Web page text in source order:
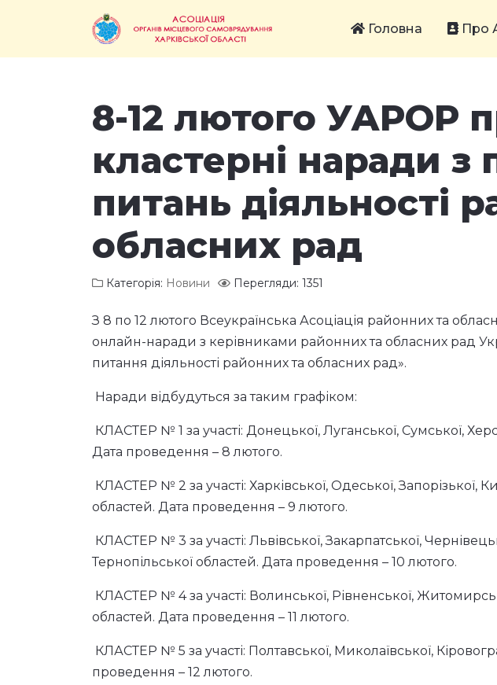
Головна Про
8-12 лютого УАРОР
кластерні наради
питань діяльності
обласних рад
Категорія: Новини Перегляди: 1351
З 8 по 12 лютого Всеукраїнська Асоціація районних та
онлайн-наради з керівниками районних та обласних рад
питання діяльності районних та обласних рад».
Наради відбудуться за таким графіком:
КЛАСТЕР № 1 за участі: Донецької, Луганської, Сумської,
Дата проведення – 8 лютого.
КЛАСТЕР № 2 за участі: Харківської, Одеської, Запорізької,
областей. Дата проведення – 9 лютого.
КЛАСТЕР № 3 за участі: Львівської, Закарпатської,
Тернопільської областей. Дата проведення – 10 лютого.
КЛАСТЕР № 4 за участі: Волинської, Рівненської,
областей. Дата проведення – 11 лютого.
КЛАСТЕР № 5 за участі: Полтавської, Миколаївської,
проведення – 12 лютого.